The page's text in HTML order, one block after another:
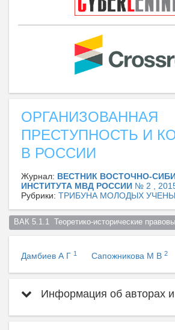
ОРГАНИЗОВАННАЯ
ПРЕСТУПНОСТЬ И
В РОССИИ
Журнал: ВЕСТНИК ВОСТОЧНО-
ИНСТИТУТА МВД РОССИИ № 2 ,
Рубрики: ТРИБУНА МОЛОДЫХ
ВАК 5.1.1  Теоретико-исторические
Дамбиев А Г 1 Сапожникова М В 2
Информация об авторах и